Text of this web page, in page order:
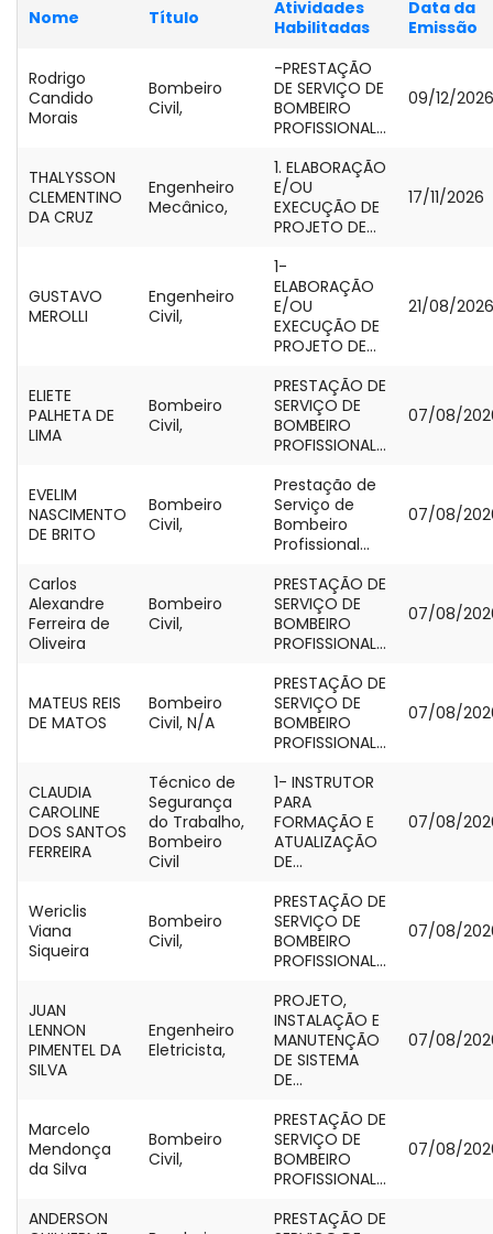
Nome Título
Atividades
Habilitadas
Data da
Emissão
Rodrigo
Candido
Morais
Bombeiro
Civil,
-PRESTAÇÃO
DE SERVIÇO DE
BOMBEIRO
PROFISSIONAL...
09/12/2026
THALYSSON
CLEMENTINO
DA CRUZ
Engenheiro
Mecânico,
1. ELABORAÇÃO
E/OU
EXECUÇÃO DE
PROJETO DE...
17/11/2026
GUSTAVO
MEROLLI
Engenheiro
Civil,
1-
ELABORAÇÃO
E/OU
EXECUÇÃO DE
PROJETO DE...
21/08/2026
ELIETE
PALHETA DE
LIMA
Bombeiro
Civil,
PRESTAÇÃO DE
SERVIÇO DE
BOMBEIRO
PROFISSIONAL...
07/08/
EVELIM
NASCIMENTO
DE BRITO
Bombeiro
Civil,
Prestação de
Serviço de
Bombeiro
Profissional...
07/08/
Carlos
Alexandre
Ferreira de
Oliveira
Bombeiro
Civil,
PRESTAÇÃO DE
SERVIÇO DE
BOMBEIRO
PROFISSIONAL...
07/08/
MATEUS REIS
DE MATOS
Bombeiro
Civil, N/A
PRESTAÇÃO DE
SERVIÇO DE
BOMBEIRO
PROFISSIONAL...
07/08/
CLAUDIA
CAROLINE
DOS SANTOS
FERREIRA
Técnico de
Segurança
do Trabalho,
Bombeiro
Civil
1- INSTRUTOR
PARA
FORMAÇÃO E
ATUALIZAÇÃO
DE...
07/08/
Wericlis
Viana
Siqueira
Bombeiro
Civil,
PRESTAÇÃO DE
SERVIÇO DE
BOMBEIRO
PROFISSIONAL...
07/08/
JUAN
LENNON
PIMENTEL DA
SILVA
Engenheiro
Eletricista,
PROJETO,
INSTALAÇÃO E
MANUTENÇÃO
DE SISTEMA
DE...
07/08/
Marcelo
Mendonça
da Silva
Bombeiro
Civil,
PRESTAÇÃO DE
SERVIÇO DE
BOMBEIRO
PROFISSIONAL...
07/08/
ANDERSON
PRESTAÇÃO DE